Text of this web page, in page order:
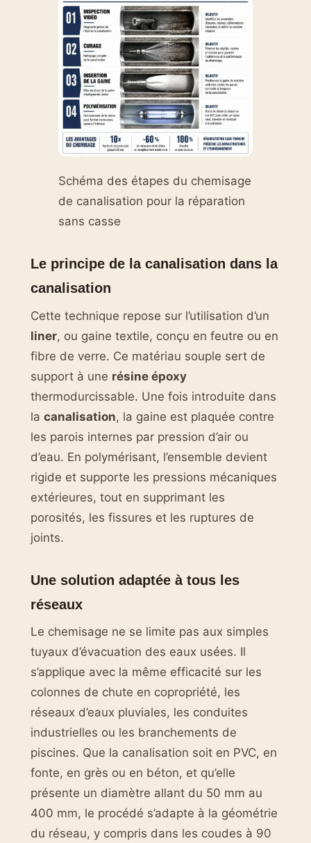
Schéma des étapes du chemisage
de canalisation pour la réparation
sans casse
Le principe de la canalisation dans la
canalisation
Cette technique repose sur l’utilisation d’un
liner, ou gaine textile, conçu en feutre ou en
fibre de verre. Ce matériau souple sert de
support à une résine époxy
thermodurcissable. Une fois introduite dans
la canalisation, la gaine est plaquée contre
les parois internes par pression d’air ou
d’eau. En polymérisant, l’ensemble devient
rigide et supporte les pressions mécaniques
extérieures, tout en supprimant les
porosités, les fissures et les ruptures de
joints.
Une solution adaptée à tous les
réseaux
Le chemisage ne se limite pas aux simples
tuyaux d’évacuation des eaux usées. Il
s’applique avec la même efficacité sur les
colonnes de chute en copropriété, les
réseaux d’eaux pluviales, les conduites
industrielles ou les branchements de
piscines. Que la canalisation soit en PVC, en
fonte, en grès ou en béton, et qu’elle
présente un diamètre allant du 50 mm au
400 mm, le procédé s’adapte à la géométrie
du réseau, y compris dans les coudes à 90